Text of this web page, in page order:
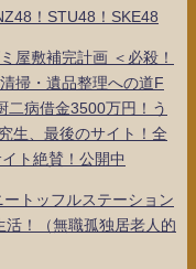
！STU48！SKE48
屋敷補完計画 ＜必殺！
掃・遺品整理への道F
二病借金3500万円！う
生、最後のサイト！全
ト絶賛！公開中
トッフルステーション
活！（無職孤独居老人的